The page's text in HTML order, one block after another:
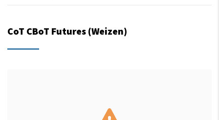
CoT CBoT Futures (Weizen)